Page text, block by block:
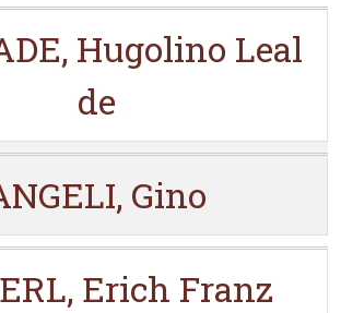
Hugolino Leal
de
Gino
Erich Franz